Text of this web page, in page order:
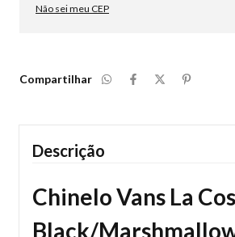
Não sei meu CEP
Compartilhar
Descrição
Chinelo Vans La
Black/